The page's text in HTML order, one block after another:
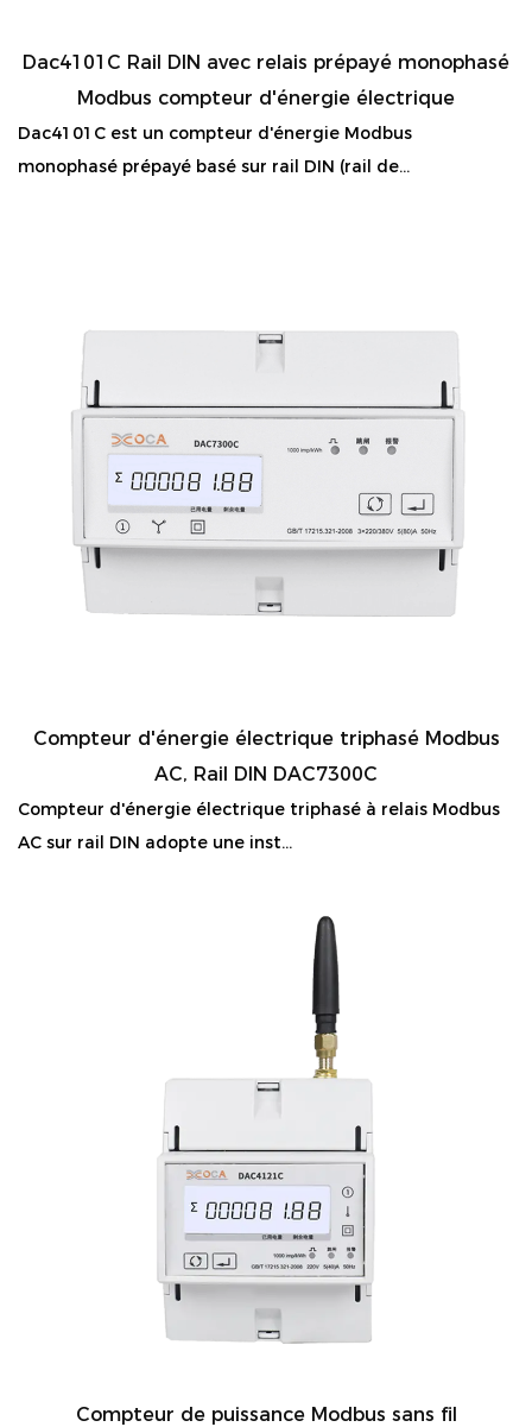
Dac4101C Rail DIN avec relais prépayé monophasé
Modbus compteur d'énergie électrique
Dac4101C est un compteur d'énergie Modbus
monophasé prépayé basé sur rail DIN (rail de...
Compteur d'énergie électrique triphasé Modbus
AC, Rail DIN DAC7300C
Compteur d'énergie électrique triphasé à relais Modbus
AC sur rail DIN adopte une inst...
Compteur de puissance Modbus sans fil